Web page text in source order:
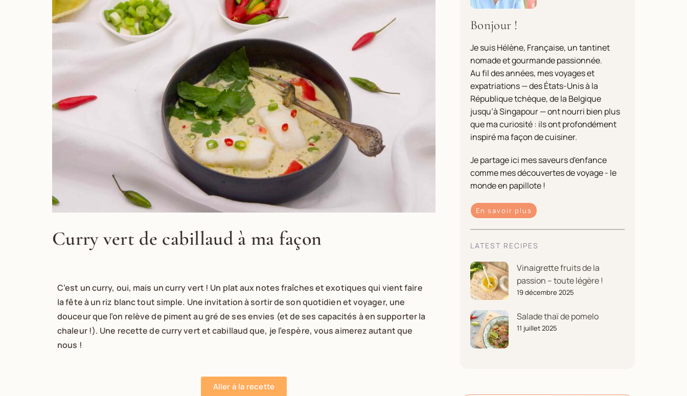
Curry vert de cabillaud à ma façon
C’est un curry, oui, mais un curry vert ! Un plat aux notes fraîches et exotiques qui vient faire
la fête à un riz blanc tout simple. Une invitation à sortir de son quotidien et voyager, une
douceur que l’on relève de piment au gré de ses envies (et de ses capacités à en supporter la
chaleur !). Une recette de curry vert et cabillaud que, je l’espère, vous aimerez autant que
nous !
Aller à la recette
Bonjour !
Je suis Hélène, Française, un tantinet
nomade et gourmande passionnée.
Au fil des années, mes voyages et
expatriations — des États-Unis à la
République tchèque, de la Belgique
jusqu’à Singapour — ont nourri bien plus
que ma curiosité : ils ont profondément
inspiré ma façon de cuisiner.
Je partage ici mes saveurs d'enfance
comme mes découvertes de voyage - le
monde en papillote !
En savoir plus
LATEST RECIPES
Vinaigrette fruits de la
passion – toute légère !
19 décembre 2025
Salade thaï de pomelo
11 juillet 2025